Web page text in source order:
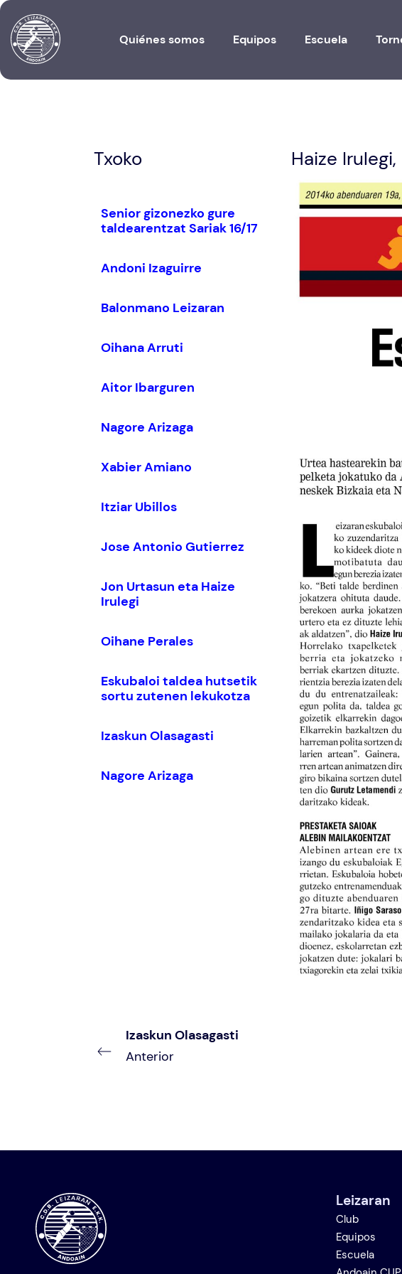
Quiénes somos Equipos Escuela
Txoko
Senior gizonezko gure
taldearentzat Sariak 16/17
Andoni Izaguirre
Balonmano Leizaran
Oihana Arruti
Aitor Ibarguren
Nagore Arizaga
Xabier Amiano
Itziar Ubillos
Jose Antonio Gutierrez
Jon Urtasun eta Haize
Irulegi
Oihane Perales
Eskubaloi taldea hutsetik
sortu zutenen lekukotza
Izaskun Olasagasti
Nagore Arizaga
Haize
Izaskun Olasagasti
Anterior
Leizaran
Club
Equipos
Escuela